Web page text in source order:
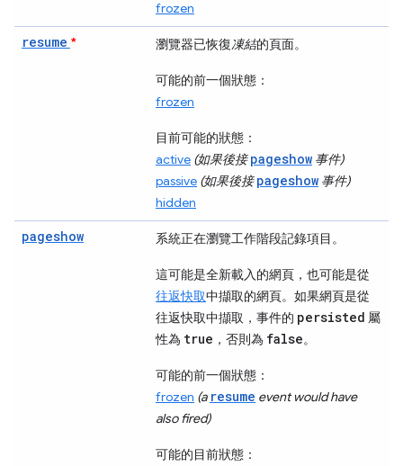
frozen
resume * 瀏覽器已恢復凍結的頁面。
可能的前一個狀態：
frozen
目前可能的狀態：
active (如果後接pageshow 事件)
passive (如果後接pageshow 事件)
hidden
pageshow 系統正在瀏覽工作階段記錄項目。
這可能是全新載入的網頁，也可能是從
往返快取中擷取的網頁。如果網頁是從
往返快取中擷取，事件的 persisted 屬
性為 true ，否則為 false。
可能的前一個狀態：
frozen (a resume event would have
also fired)
可能的目前狀態：